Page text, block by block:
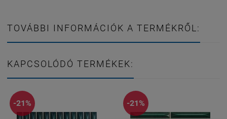
TOVÁBBI INFORMÁCIÓK A TERMÉKRŐL:
KAPCSOLÓDÓ TERMÉKEK:
-21% -21%